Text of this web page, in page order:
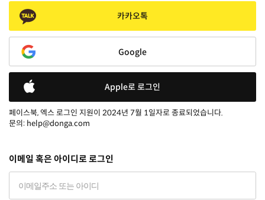
카카오톡
Google
Apple로 로그인
페이스북, 엑스 로그인 지원이 2024년 7월 1일자로 종료되었습니다.
문의: help@donga.com
이메일 혹은 아이디로 로그인